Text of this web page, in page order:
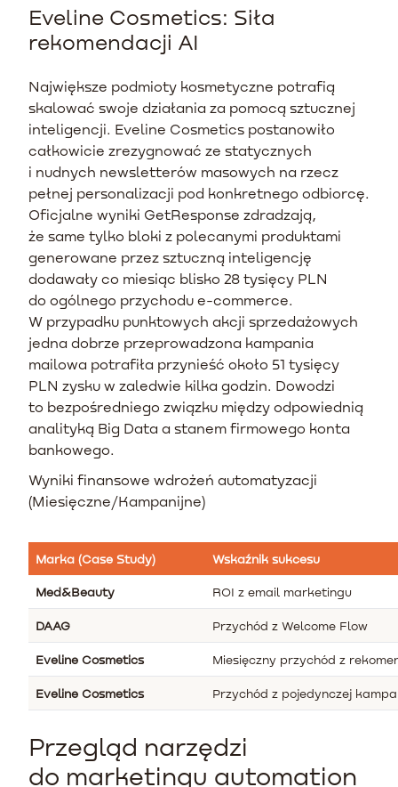
Eveline Cosmetics: Siła
rekomendacji AI
Największe podmioty kosmetyczne potrafią
skalować swoje działania za pomocą sztucznej
inteligencji. Eveline Cosmetics postanowiło
całkowicie zrezygnować ze statycznych
i nudnych newsletterów masowych na rzecz
pełnej personalizacji pod konkretnego odbiorcę.
Oficjalne wyniki GetResponse zdradzają,
że same tylko bloki z polecanymi produktami
generowane przez sztuczną inteligencję
dodawały co miesiąc blisko 28 tysięcy PLN
do ogólnego przychodu e-commerce.
W przypadku punktowych akcji sprzedażowych
jedna dobrze przeprowadzona kampania
mailowa potrafiła przynieść około 51 tysięcy
PLN zysku w zaledwie kilka godzin. Dowodzi
to bezpośredniego związku między odpowiednią
analityką Big Data a stanem firmowego konta
bankowego.
Wyniki finansowe wdrożeń automatyzacji
(Miesięczne/Kampanijne)
Marka (Case Study) Wskaźnik sukcesu
Med&Beauty ROI z email marketingu
DAAG Przychód z Welcome Flow
Eveline Cosmetics Miesięczny przychód z
Eveline Cosmetics Przychód z pojedynczej
Przegląd narzędzi
do marketingu automation